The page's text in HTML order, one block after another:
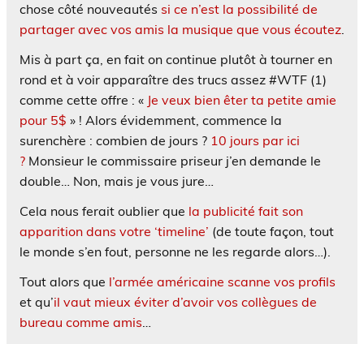
chose côté nouveautés si ce n’est la possibilité de
partager avec vos amis la musique que vous écoutez.
Mis à part ça, en fait on continue plutôt à tourner en
rond et à voir apparaître des trucs assez #WTF (1)
comme cette offre : « Je veux bien êter ta petite amie
pour 5$ » ! Alors évidemment, commence la
surenchère : combien de jours ? 10 jours par ici
? Monsieur le commissaire priseur j’en demande le
double… Non, mais je vous jure…
Cela nous ferait oublier que la publicité fait son
apparition dans votre ‘timeline’ (de toute façon, tout
le monde s’en fout, personne ne les regarde alors…).
Tout alors que l’armée américaine scanne vos profils
et qu’il vaut mieux éviter d’avoir vos collègues de
bureau comme amis…